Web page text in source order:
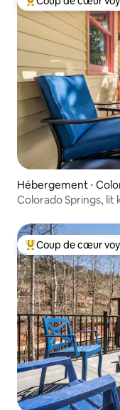
Coups de cœur
Hébergement ⋅
Colorado Springs, lit
Coups de cœur
Coup de cœur